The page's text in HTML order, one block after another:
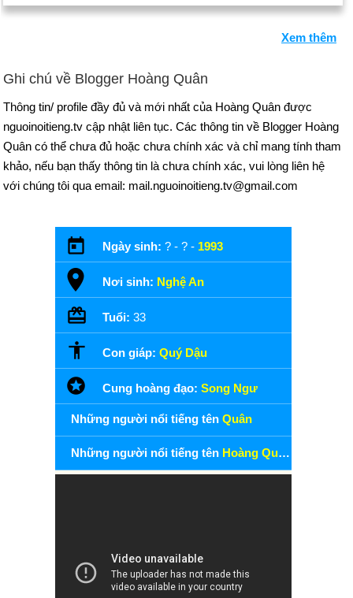
Xem thêm
Ghi chú về Blogger Hoàng Quân
Thông tin/ profile đầy đủ và mới nhất của Hoàng Quân được
nguoinoitieng.tv cập nhật liên tục. Các thông tin về Blogger Hoàng
Quân có thể chưa đủ hoặc chưa chính xác và chỉ mang tính tham
khảo, nếu bạn thấy thông tin là chưa chính xác, vui lòng liên hệ
với chúng tôi qua email: mail.nguoinoitieng.tv@gmail.com
Ngày sinh: ? - ? - 1993
Nơi sinh: Nghệ An
Tuổi: 33
Con giáp: Quý Dậu
Cung hoàng đạo: Song Ngư
Những người nổi tiếng tên Quân
Những người nổi tiếng tên Hoàng Quân